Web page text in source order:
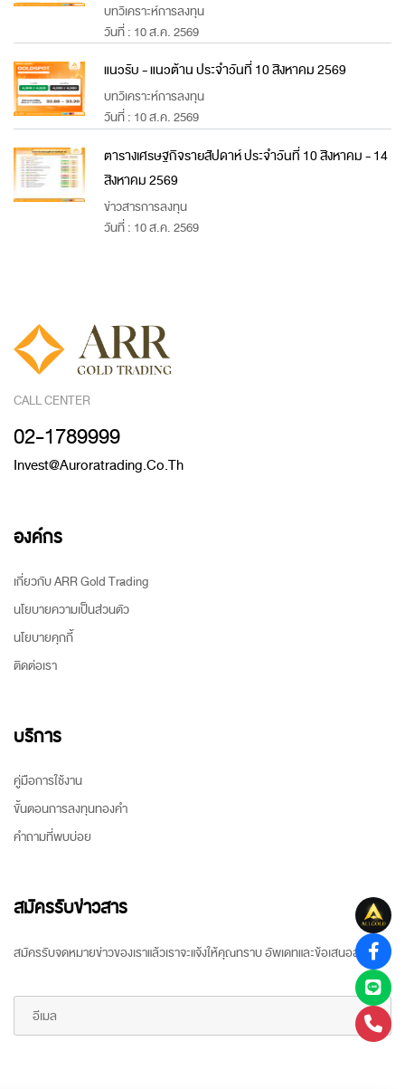
บทวิเคราะห์การลงทุน
วันที่ : 10 ส.ค. 2569
แนวรับ - แนวต้าน ประจำวันที่ 10 สิงหาคม 2569
บทวิเคราะห์การลงทุน
วันที่ : 10 ส.ค. 2569
ตารางเศรษฐกิจรายสัปดาห์ ประจำวันที่ 10 สิงหาคม - 14
สิงหาคม 2569
ข่าวสารการลงทุน
วันที่ : 10 ส.ค. 2569
CALL CENTER
02-1789999
Invest@auroratrading.co.th
องค์กร
เกี่ยวกับ ARR Gold Trading
นโยบายความเป็นส่วนตัว
นโยบายคุกกี้
ติดต่อเรา
บริการ
คู่มือการใช้งาน
ขั้นตอนการลงทุนทองคำ
คำถามที่พบบ่อย
สมัครรับข่าวสาร
สมัครรับจดหมายข่าวของเราแล้วเราจะแจ้งให้คุณทราบ อัพเดทและข้อเสนอล่าสุด